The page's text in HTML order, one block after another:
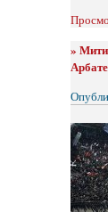
»
Арбате